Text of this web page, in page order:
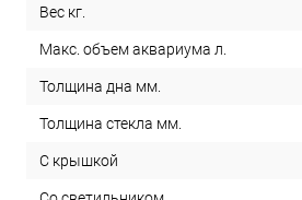
Вес кг.
Макс. объем аквариума л.
Толщина дна мм.
Толщина стекла мм.
С крышкой